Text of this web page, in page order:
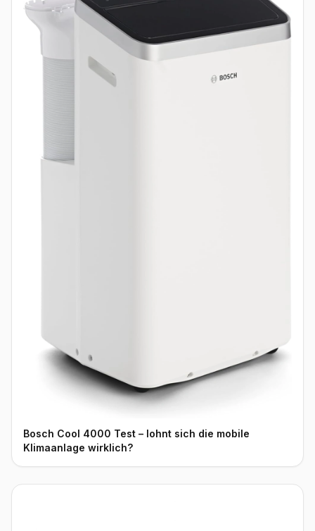
Bosch Cool 4000 Test – lohnt sich die mobile
Klimaanlage wirklich?